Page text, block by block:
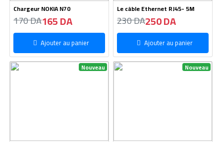
Chargeur NOKIA N70
170 DA165 DA
Ajouter au panier
Le câble Ethernet RJ45- 5M
230 DA250 DA
Ajouter au panier
Nouveau Nouveau